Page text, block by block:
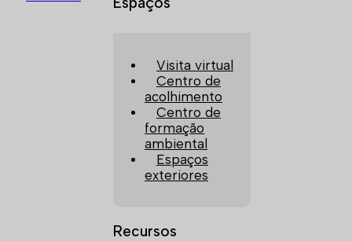
Visita virtual
Centro de
acolhimento
Centro de
formação
ambiental
Espaços
exteriores
Recursos